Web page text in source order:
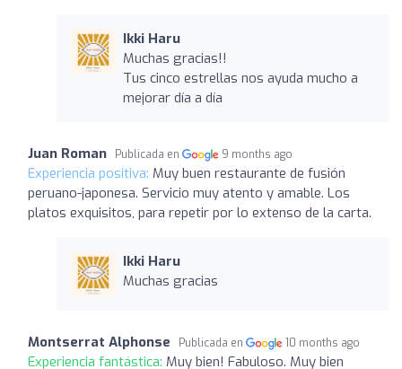
Ikki Haru
Muchas gracias!!
Tus cinco estrellas nos ayuda mucho a
mejorar día a día
Juan Roman Publicada en 9 months ago
Experiencia positiva: Muy buen restaurante de fusión
peruano-japonesa. Servicio muy atento y amable. Los
platos exquisitos, para repetir por lo extenso de la carta.
Ikki Haru
Muchas gracias
Montserrat Alphonse Publicada en 10 months ago
Experiencia fantástica: Muy bien! Fabuloso. Muy bien